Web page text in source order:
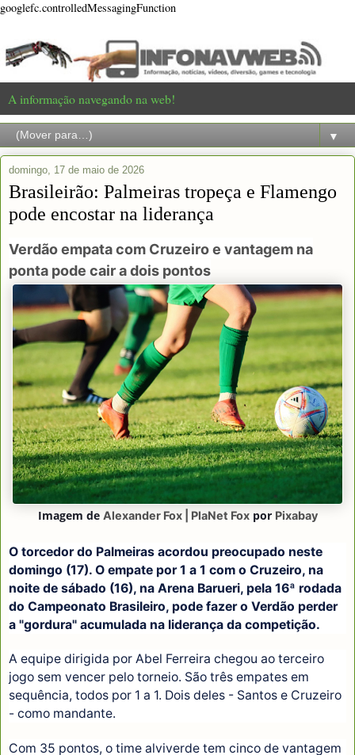
googlefc.controlledMessagingFunction
A informação navegando na web!
▼
domingo, 17 de maio de 2026
Brasileirão: Palmeiras tropeça e Flamengo
pode encostar na liderança
Verdão empata com Cruzeiro e vantagem na
ponta pode cair a dois pontos
Imagem de Alexander Fox | PlaNet Foxpor Pixabay
O torcedor do Palmeiras acordou preocupado neste
domingo (17). O empate por 1 a 1 com o Cruzeiro, na
noite de sábado (16), na Arena Barueri, pela 16ª rodada
do Campeonato Brasileiro, pode fazer o Verdão perder
a "gordura" acumulada na liderança da competição.
A equipe dirigida por Abel Ferreira chegou ao terceiro
jogo sem vencer pelo torneio. São três empates em
sequência, todos por 1 a 1. Dois deles - Santos e Cruzeiro
- como mandante.
Com 35 pontos, o time alviverde tem cinco de vantagem